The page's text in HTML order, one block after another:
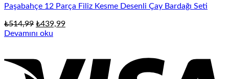
Paşabahçe 12 Parça Filiz Kesme Desenli Çay Bardağı Seti
₺514,99 Orijinal
fiyat:
₺439,99Şu
Devamını oku